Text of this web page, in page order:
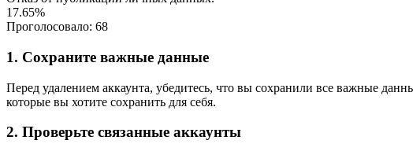
17.65%
Проголосовало: 68
1. Сохраните важные данные
Перед удалением аккаунта, убедитесь, что вы сохранили все важные
которые вы хотите сохранить для себя.
2. Проверьте связанные аккаунты